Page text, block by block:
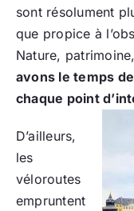
sont résolument
que propice à
Nature,
avons le temps
chaque point
D’ailleurs,
les
véloroutes
empruntent